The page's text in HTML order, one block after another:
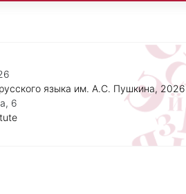
языка им. А.С. Пушкина, 2026
6